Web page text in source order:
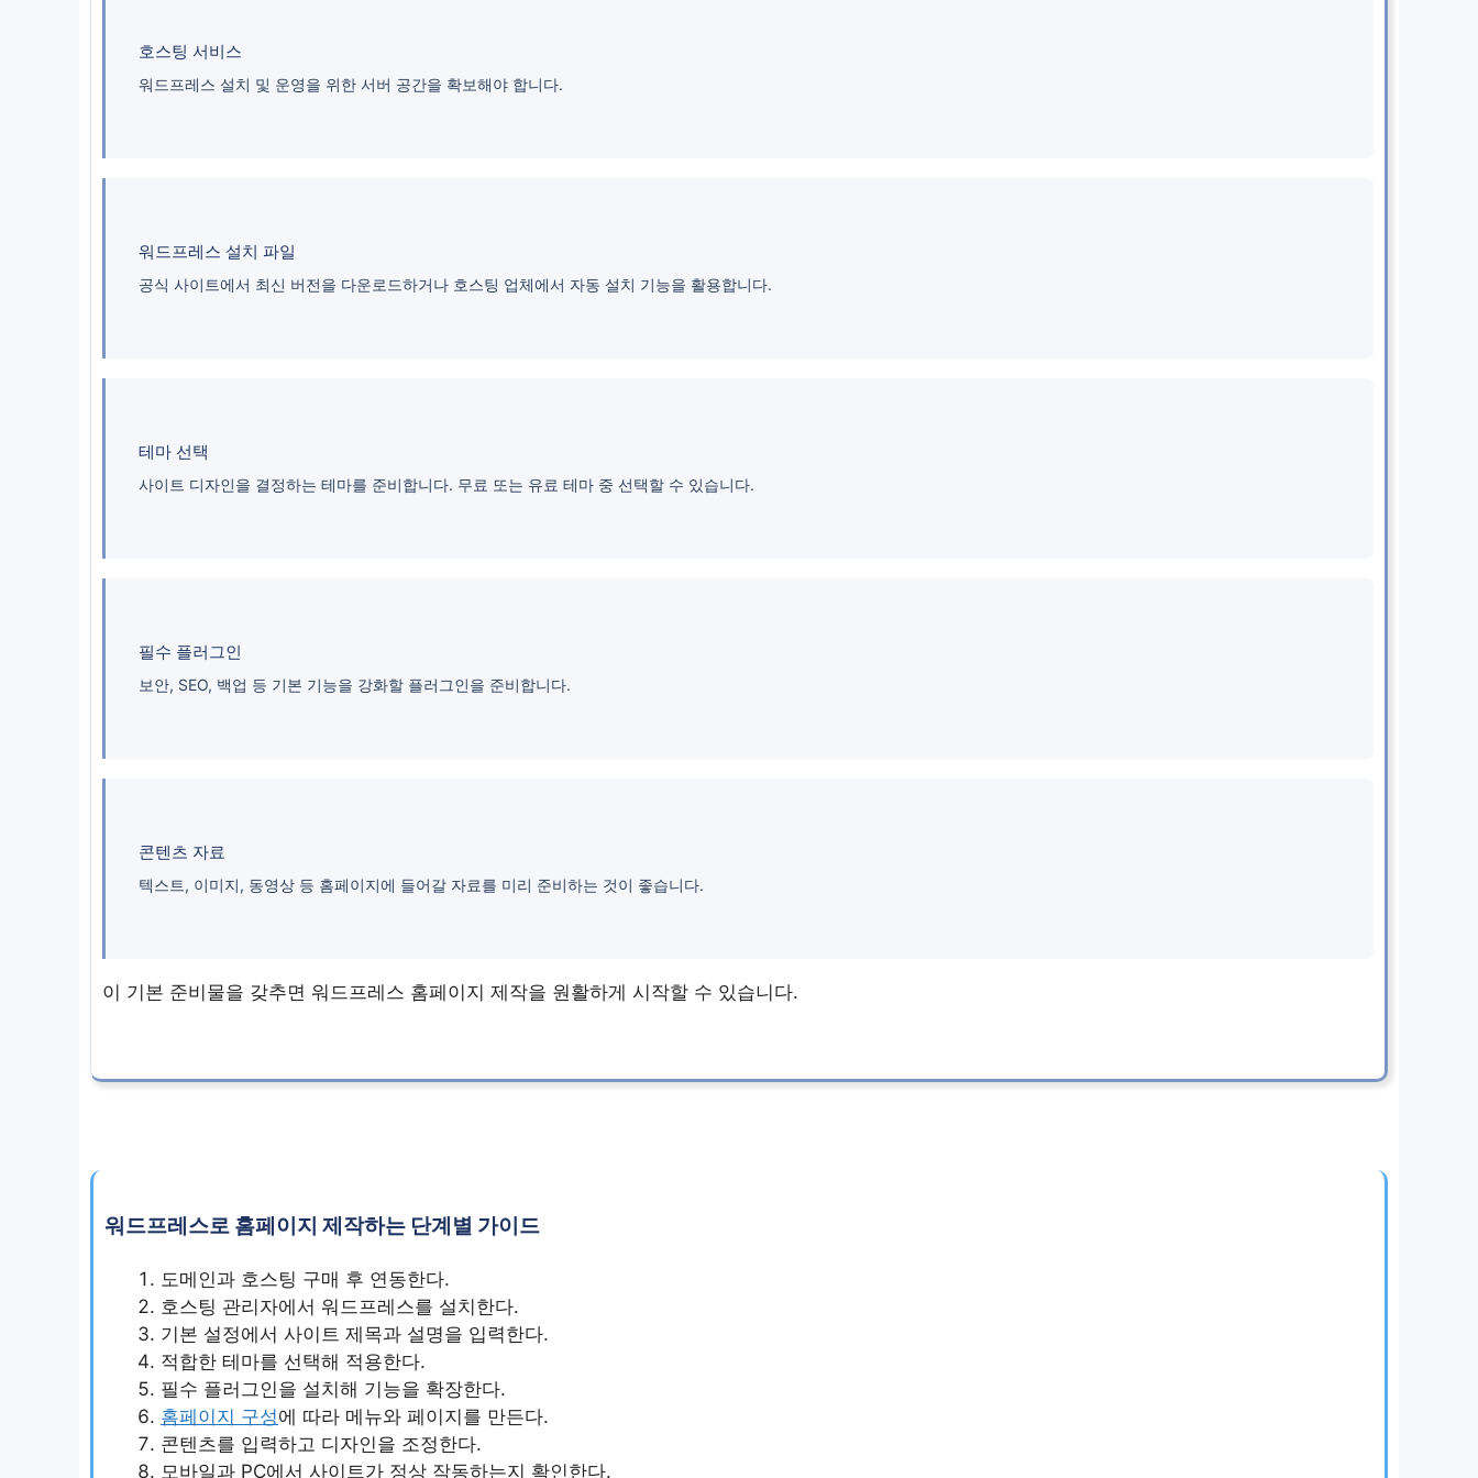
호스팅 서비스
워드프레스 설치 및 운영을 위한 서버 공간을 확보해야 합니다.
워드프레스 설치 파일
공식 사이트에서 최신 버전을 다운로드하거나 호스팅 업체에서 자동 설치 기능을 활용합니다.
테마 선택
사이트 디자인을 결정하는 테마를 준비합니다. 무료 또는 유료 테마 중 선택할 수 있습니다.
필수 플러그인
보안, SEO, 백업 등 기본 기능을 강화할 플러그인을 준비합니다.
콘텐츠 자료
텍스트, 이미지, 동영상 등 홈페이지에 들어갈 자료를 미리 준비하는 것이 좋습니다.
이 기본 준비물을 갖추면 워드프레스 홈페이지 제작을 원활하게 시작할 수 있습니다.
워드프레스로 홈페이지 제작하는 단계별 가이드
도메인과 호스팅 구매 후 연동한다.
호스팅 관리자에서 워드프레스를 설치한다.
기본 설정에서 사이트 제목과 설명을 입력한다.
적합한 테마를 선택해 적용한다.
필수 플러그인을 설치해 기능을 확장한다.
홈페이지 구성에 따라 메뉴와 페이지를 만든다.
콘텐츠를 입력하고 디자인을 조정한다.
모바일과 PC에서 사이트가 정상 작동하는지 확인한다.